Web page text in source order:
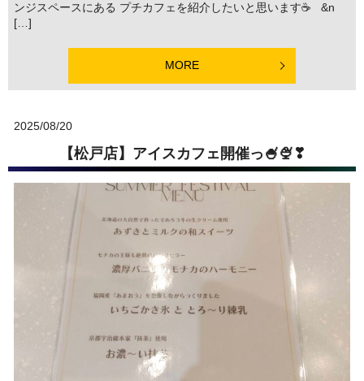
ンジスペースにある プチカフェを紹介したいと思います☕ &n
[…]
MORE
2025/08/20
【松戸店】アイスカフェ開催っ🍧🍨❣